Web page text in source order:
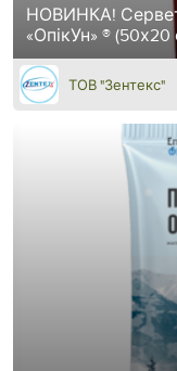
НОВИНКА!
«ОпікУн» ®
ТОВ "Зентекс"